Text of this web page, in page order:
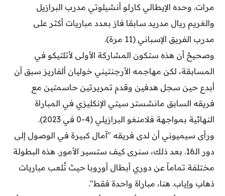
مرات. وحده الإيطالي كارلو أنشيلوتي مدرب البرازيل
والغريم ريال مدريد سابقا فاز بعدد مباريات أكثر على
مدرب الفريق الإسباني (11 مرة).
وصحيحٌ أن هذه ستكون المشاركة الأولى لأتلتيكو في
المسابقة، لكن مهاجمه الأرجنتيني خوليان ألفاريز سبق أن
أبدع حين سجل هدفين وقدم تمريرتين حاسمتين مع
فريقه السابق مانشستر سيتي الإنكليزي في المباراة
النهائية بمواجهة فلامنغو البرازيلي (4-0 في 2023).
ورأى سيميوني أن لدى فريقه "آمال كبيرة في الوصول إلى
دور الـ16. بعد ذلك، سنرى كيف ستسير الأمور. هذه البطولة
مختلفة تماماً عن دوري أبطال أوروبا حيث تُلعب مباريات
ذهاب وإياب. هنا، مباراة واحدة فقط".